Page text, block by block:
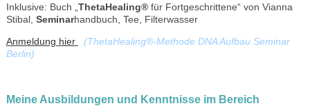
Inklusive: Buch „ ThetaHealing®für Fortgeschrittene“ von Vianna
Stibal, Seminarhandbuch, Tee, Filterwasser
Anmeldung hier
(ThetaHealing®-Methode DNA Aufbau Seminar
Berlin)
Meine Ausbildungen und Kenntnisse im Bereich